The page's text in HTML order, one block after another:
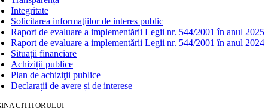
Integritate
Solicitarea informaţiilor de interes public
Raport de evaluare a implementării Legii nr. 544/2001 în anul 2025
Raport de evaluare a implementării Legii nr. 544/2001 în anul 2024
Situații financiare
Achiziții publice
Plan de achiziţii publice
Declarații de avere și de interese
CITITORULUI